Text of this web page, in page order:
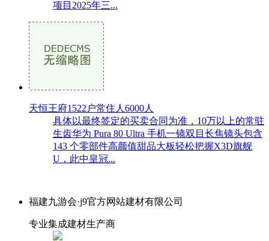
项目2025年三...
天恒王府1522户常住人6000人
具体以最终签定的买卖合同为准，10万以上的常驻
生齿华为 Pura 80 Ultra 手机一镜双目长焦镜头包含
143 个零部件高颜值甜品大板轻松把握X3D旗舰
U，此中皇冠...
福建九游会·j9官方网站建材有限公司
专业集成建材生产商